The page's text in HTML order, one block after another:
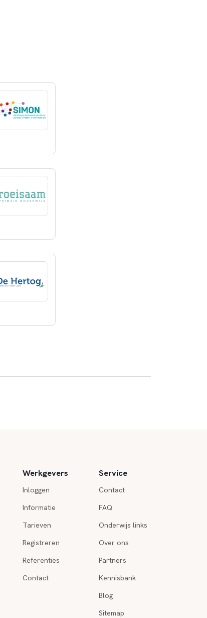
Werkgevers
Inloggen
Informatie
Tarieven
Registreren
Referenties
Contact
Service
Contact
FAQ
Onderwijs links
Over ons
Partners
Kennisbank
Blog
Sitemap